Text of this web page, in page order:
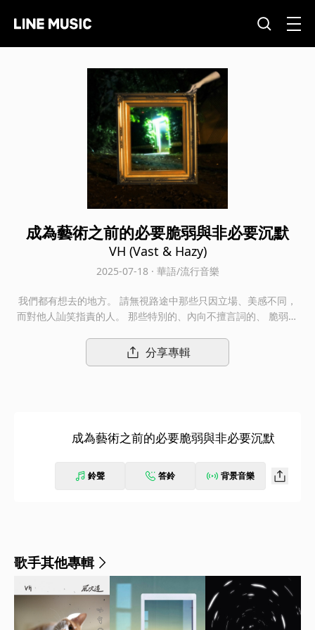
成為藝術之前的必要脆弱與非必要沉默
VH (Vast & Hazy)
2025-07-18 · 華語/流行音樂
我們都有想去的地方。 請無視路途中那些只因立場、美感不同，
而對他人訕笑指責的人。 那些特別的、內向不擅言詞的、 脆弱敏
許在很久以後， 會成為備受推崇的藝術家。
分享專輯
成為藝術之前的必要脆弱與非必要沉默
鈴聲 答鈴 背景音樂
歌手其他專輯